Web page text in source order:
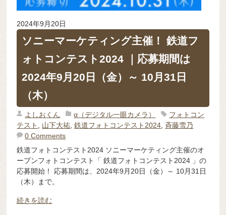
2024年9月20日
ソニーマーケティング主催！ 鉄道フ
ォトコンテスト2024 ｜応募期間は
2024年9月20日（金）～ 10月31日
（木）
よしおくん α（デジタル一眼カメラ）
フォトコン
テスト
山下大祐 ,鉄道フォトコンテスト2024 斉藤雪乃
0 Comments
鉄道フォトコンテスト2024 ソニーマーケティング主催のオ
ープンフォトコンテスト「 鉄道フォトコンテスト2024 」の
応募開始！ 応募期間は、2024年9月20日（金）～ 10月31日
（木）まで。
続きを読む